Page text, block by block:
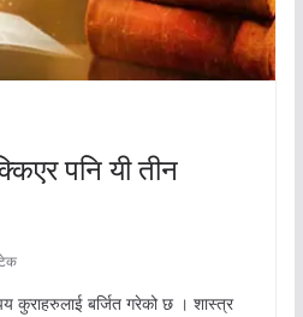
पनि यी तीन
कुराहरुलाई बर्जित गरेको छ । शास्त्र